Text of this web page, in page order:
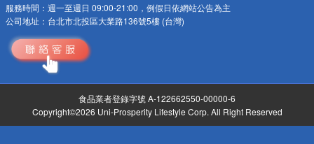
服務時間： 週一至週日 09:00-21:00，例假日依網站公告為主
公司地址： 台北市北投區大業路136號5樓 (台灣)
食品業者登錄字號 A-122662550-00000-6
Copyright©2026 Uni-Prosperity Lifestyle Corp. All Right Reserved